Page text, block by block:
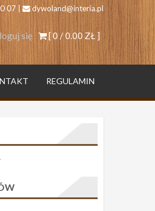
07 | dywoland@interia.pl
[ 0 /0.00 ZŁ]
się
REGULAMIN